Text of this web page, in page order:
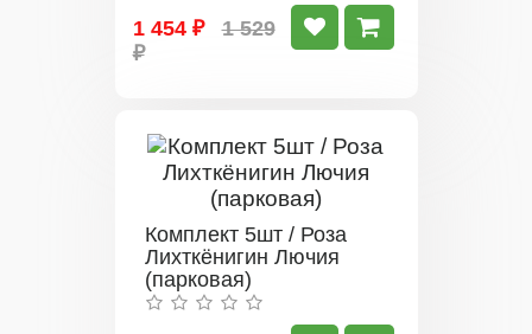
1 454 ₽
1 529
₽
Комплект 5шт / Роза
Лихткёнигин Лючия
(парковая)